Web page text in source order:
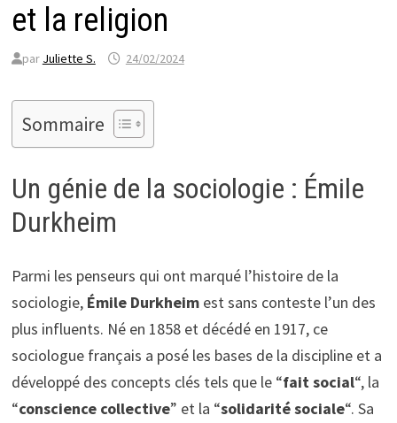
et la religion
par Juliette S. 24/02/2024
Sommaire
Un génie de la sociologie : Émile
Durkheim
Parmi les penseurs qui ont marqué l’histoire de la
sociologie, Émile Durkheimest sans conteste l’un des
plus influents. Né en 1858 et décédé en 1917, ce
sociologue français a posé les bases de la discipline et a
développé des concepts clés tels que le “fait social“, la
“conscience collective” et la “solidarité sociale“. Sa